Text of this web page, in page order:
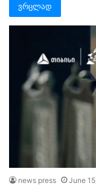
ვრცლად
news press June